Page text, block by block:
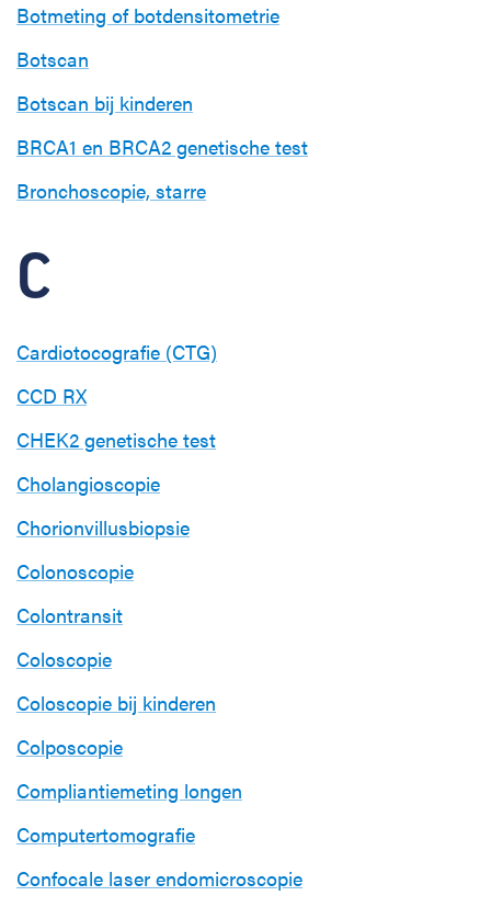
Botmeting of botdensitometrie
Botscan
Botscan bij kinderen
BRCA1 en BRCA2 genetische test
Bronchoscopie, starre
C
Cardiotocografie (CTG)
CCD RX
CHEK2 genetische test
Cholangioscopie
Chorionvillusbiopsie
Colonoscopie
Colontransit
Coloscopie
Coloscopie bij kinderen
Colposcopie
Compliantiemeting longen
Computertomografie
Confocale laser endomicroscopie